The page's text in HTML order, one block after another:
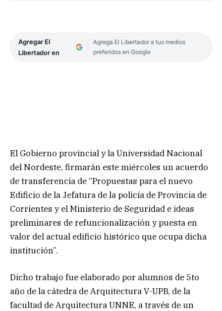
Agregar El
Libertador en
Agrega El Libertador a tus medios
preferidos en Google
El Gobierno provincial y la Universidad Nacional
del Nordeste, firmarán este miércoles un acuerdo
de transferencia de “Propuestas para el nuevo
Edificio de la Jefatura de la policía de Provincia de
Corrientes y el Ministerio de Seguridad e ideas
preliminares de refuncionalización y puesta en
valor del actual edificio histórico que ocupa dicha
institución”.
Dicho trabajo fue elaborado por alumnos de 5to
año de la cátedra de Arquitectura V-UPB, de la
facultad de Arquitectura UNNE, a través de un